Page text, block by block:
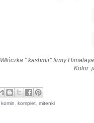
Włóczka " kashmir" firmy
Kolor:
komin komplet mitenki